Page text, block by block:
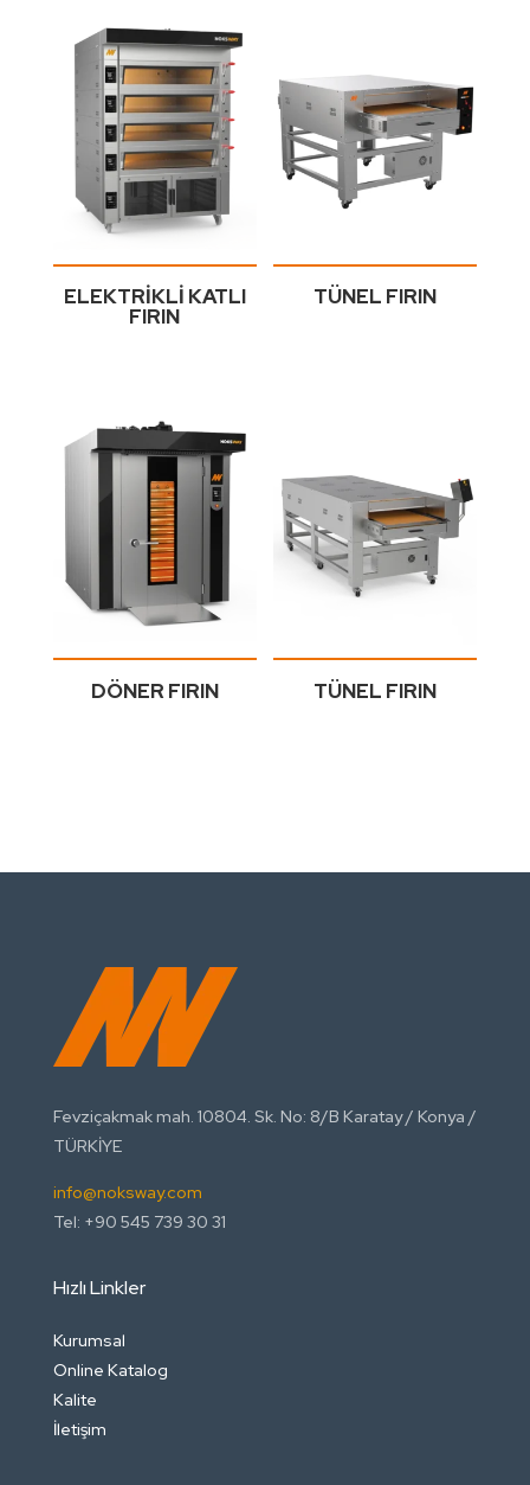
ELEKTRİKLİ KATLI
FIRIN
TÜNEL FIRIN
DÖNER FIRIN TÜNEL FIRIN
Fevziçakmak mah. 10804. Sk. No: 8/B Karatay / Konya /
TÜRKİYE
info@noksway.com
Tel: +90 545 739 30 31
Hızlı Linkler
Kurumsal
Online Katalog
Kalite
İletişim